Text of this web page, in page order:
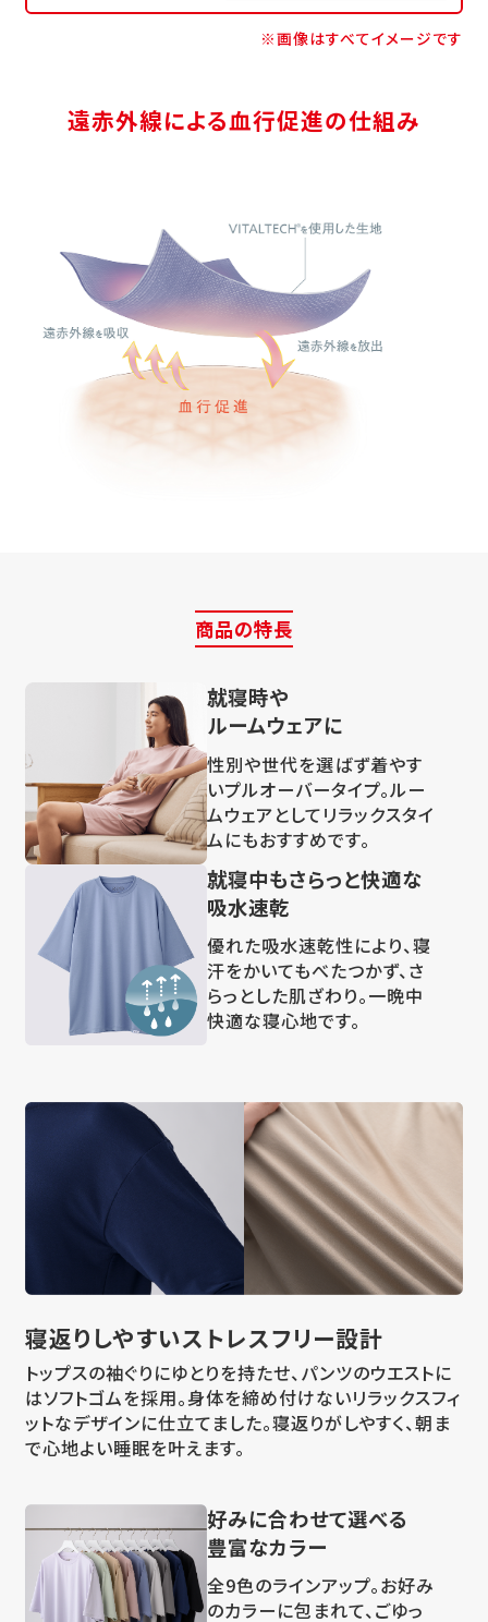
※画像はすべてイメージです
遠赤外線による血行促進の仕組み
商品の特長
就寝時や
ルームウェアに
性別や世代を選ばず着やす
いプルオーバータイプ。ルー
ムウェアとしてリラックスタイ
ムにもおすすめです。
就寝中もさらっと快適な
吸水速乾
優れた吸水速乾性により、寝
汗をかいてもべたつかず、さ
らっとした肌ざわり。一晩中
快適な寝心地です。
寝返りしやすいストレスフリー設計
トップスの袖ぐりにゆとりを持たせ、パンツのウエストに
はソフトゴムを採用。身体を締め付けないリラックスフィ
ットなデザインに仕立てました。寝返りがしやすく、朝ま
で心地よい睡眠を叶えます。
好みに合わせて選べる
豊富なカラー
全9色のラインアップ。お好み
のカラーに包まれて、ごゆっ